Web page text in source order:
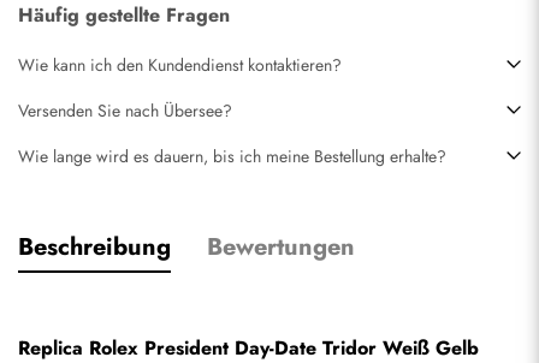
Häufig gestellte Fragen
Wie kann ich den Kundendienst kontaktieren?
Versenden Sie nach Übersee?
Wie lange wird es dauern, bis ich meine Bestellung erhalte?
Beschreibung Bewertungen
Replica Rolex President Day-Date Tridor Weiß Gelb